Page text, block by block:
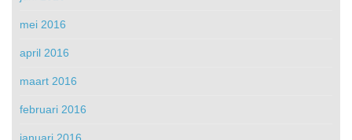
mei 2016
april 2016
maart 2016
februari 2016